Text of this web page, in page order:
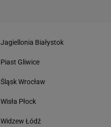
Jagiellonia Białystok
Piast Gliwice
Śląsk Wrocław
Wisła Płock
Widzew Łódź